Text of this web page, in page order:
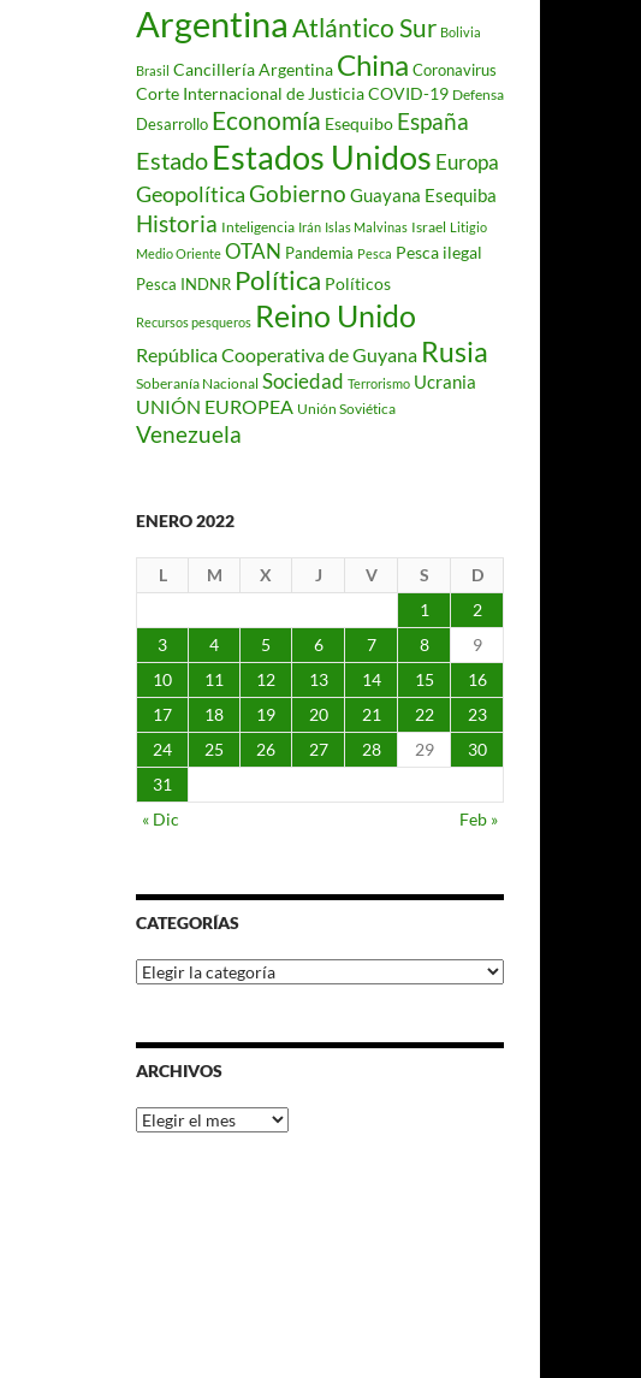
Argentina Atlántico Sur Bolivia
Brasil Cancillería Argentina China Coronavirus
Corte Internacional de JusticiaCOVID-19 Defensa
Desarrollo Economía Esequibo España
Estado Estados Unidos Europa
GeopolíticaGobierno Guayana Esequiba
Historia Inteligencia Irán Islas Malvinas Israel Litigio
Medio Oriente OTAN Pandemia Pesca Pesca ilegal
Pesca INDNR Política Políticos
Recursos pesqueros Reino Unido
República Cooperativa de Guyana Rusia
Soberanía Nacional Sociedad Terrorismo Ucrania
UNIÓN EUROPEA Unión Soviética
Venezuela
ENERO 2022
L M X J V S
D
1
2
3
4 5 6 7 8
9
10
11 12 13 14 15
16
17
18 19 20 21 22
23
24
25 26 27 28 29
30
31
« Dic
Feb »
CATEGORÍAS
Categorías
ARCHIVOS
Archivos